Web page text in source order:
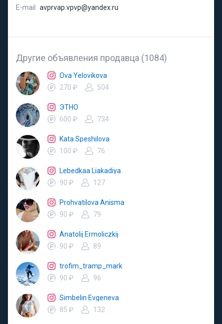
E-mail avprvap.vpvp@yandex.ru
Другие объявления продавца (1084)
Ova Yelovikova
270 ₽
504
ЭТНО
600 ₽
734
Kata Speshilova
100 ₽
76
Lebedkaa Liakadiya
90 ₽
127
Prohvatilova Anisma
90 ₽
79
Anatolij Ermoliczkij
90 ₽
89
trofim_tramp_mark
90 ₽
96
Simbelin Evgeneva
85 ₽
132